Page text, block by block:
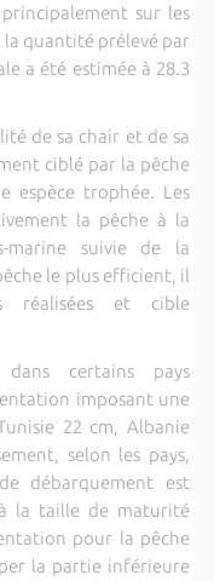
sur les
la quantité prélevé par
a été estimée à 28.3
de sa chair et de sa
ciblé par la pêche
espèce trophée. Les
la pêche à la
marine suivie de la
le plus efficient, il
réalisées et cible
certains pays
imposant une
22 cm, Albanie
selon les pays,
débarquement est
la taille de maturité
pour la pêche
la partie inférieure